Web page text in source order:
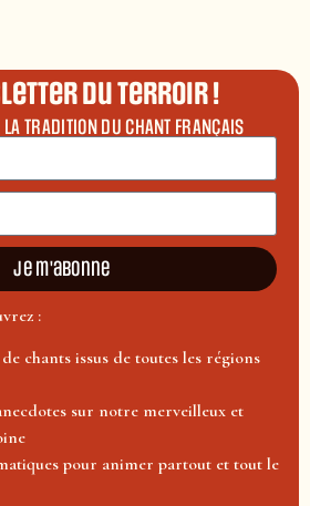
du terroir !
TRADITION DU CHANT FRANÇAIS
Je m'abonne
:
chants issus de toutes les régions
sur notre merveilleux et
pour animer partout et tout le